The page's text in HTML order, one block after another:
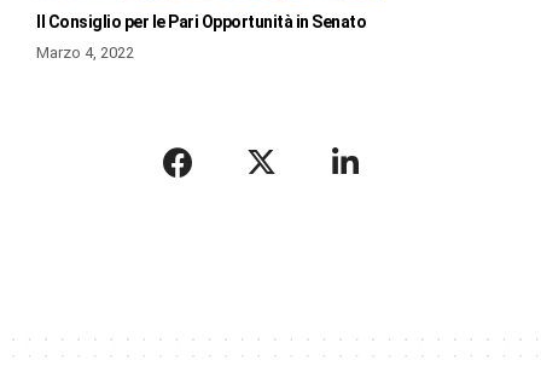
Il Consiglio per le Pari Opportunità in Senato
Marzo 4, 2022